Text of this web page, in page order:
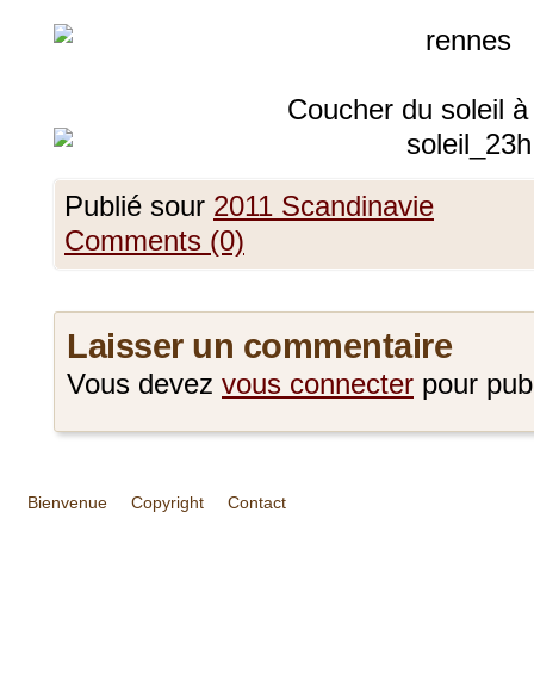
Coucher du soleil
Publié sour 2011 Scandinavie
Comments (0)
Laisser un commentaire
Vous devez vous connecter pour
Bienvenue Copyright Contact